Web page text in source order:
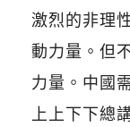
激烈的非理
動力量。但
力量。中國
上上下下總